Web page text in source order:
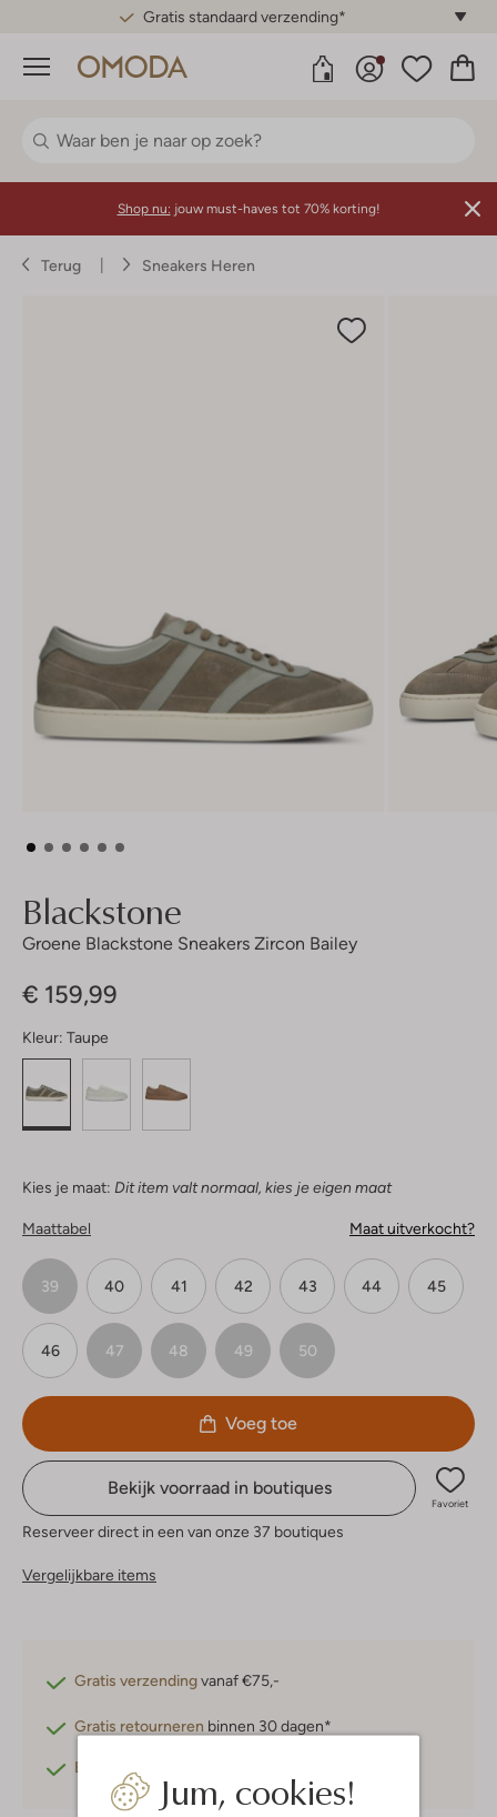
Gratis standaard verzending*
Menu
Jum, cookies!
Shop nu: jouw must-haves tot 70% korting!
Terug Sneakers Heren
Blackstone
Groene Blackstone Sneakers Zircon Bailey
€ 159,99
Kleur: Taupe
Kies je maat: Dit item valt normaal, kies je eigen maat
Maattabel Maat uitverkocht?
39 40 41 42 43 44 45
46 47 48 49 50
Voeg toe
Bekijk voorraad in boutiques
Favoriet
Reserveer direct in een van onze 37 boutiques
Vergelijkbare items
Gratis verzendingvanaf €75,-
Gratis retourneren binnen 30 dagen*
Betaal achteraf